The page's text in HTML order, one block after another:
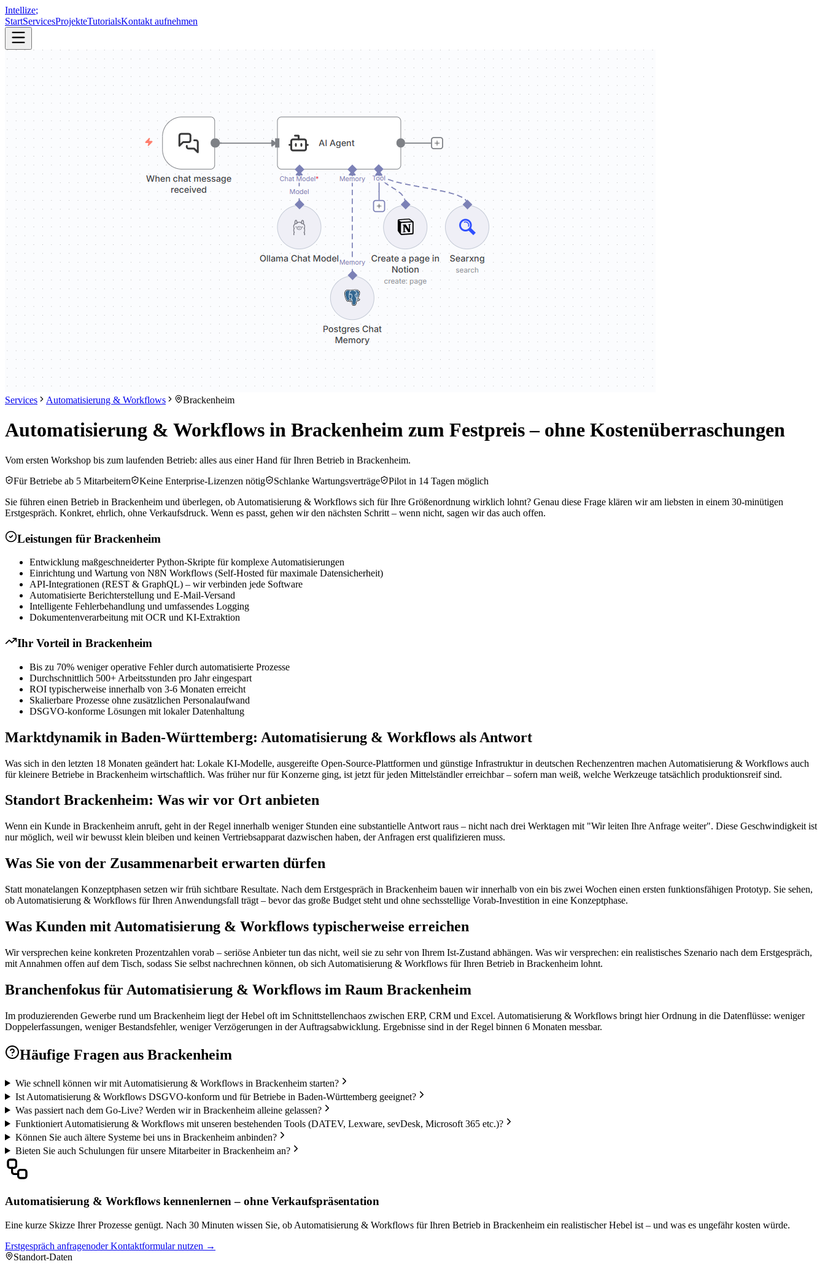
Intellize;
StartServicesProjekteTutorialsKontakt aufnehmen
Services Automatisierung & Workflows Brackenheim
Automatisierung & Workflows in Brackenheim zum Festpreis – ohne Kostenüberraschungen
Vom ersten Workshop bis zum laufenden Betrieb: alles aus einer Hand für Ihren Betrieb in Brackenheim.
Für Betriebe ab 5 Mitarbeitern
Keine Enterprise-Lizenzen nötig Schlanke Wartungsverträge
Pilot in 14 Tagen möglich
Sie führen einen Betrieb in Brackenheim und überlegen, ob Automatisierung & Workflows sich für Ihre Größenordnung wirklich lohnt? Genau diese Frage klären wir am liebsten in einem 30-minütigen
Erstgespräch. Konkret, ehrlich, ohne Verkaufsdruck. Wenn es passt, gehen wir den nächsten Schritt – wenn nicht, sagen wir das auch offen.
Leistungen für Brackenheim
Entwicklung maßgeschneiderter Python-Skripte für komplexe Automatisierungen
Einrichtung und Wartung von N8N Workflows (Self-Hosted für maximale Datensicherheit)
API-Integrationen (REST & GraphQL) – wir verbinden jede Software
Automatisierte Berichterstellung und E-Mail-Versand
Intelligente Fehlerbehandlung und umfassendes Logging
Dokumentenverarbeitung mit OCR und KI-Extraktion
Ihr Vorteil in Brackenheim
Bis zu 70% weniger operative Fehler durch automatisierte Prozesse
Durchschnittlich 500+ Arbeitsstunden pro Jahr eingespart
ROI typischerweise innerhalb von 3-6 Monaten erreicht
Skalierbare Prozesse ohne zusätzlichen Personalaufwand
DSGVO-konforme Lösungen mit lokaler Datenhaltung
Marktdynamik in Baden-Württemberg: Automatisierung & Workflows als Antwort
Was sich in den letzten 18 Monaten geändert hat: Lokale KI-Modelle, ausgereifte Open-Source-Plattformen und günstige Infrastruktur in deutschen Rechenzentren machen Automatisierung & Workflows auch
für kleinere Betriebe in Brackenheim wirtschaftlich. Was früher nur für Konzerne ging, ist jetzt für jeden Mittelständler erreichbar – sofern man weiß, welche Werkzeuge tatsächlich produktionsreif sind.
Standort Brackenheim: Was wir vor Ort anbieten
Wenn ein Kunde in Brackenheim anruft, geht in der Regel innerhalb weniger Stunden eine substantielle Antwort raus – nicht nach drei Werktagen mit "Wir leiten Ihre Anfrage weiter". Diese Geschwindigkeit ist
nur möglich, weil wir bewusst klein bleiben und keinen Vertriebsapparat dazwischen haben, der Anfragen erst qualifizieren muss.
Was Sie von der Zusammenarbeit erwarten dürfen
Statt monatelangen Konzeptphasen setzen wir früh sichtbare Resultate. Nach dem Erstgespräch in Brackenheim bauen wir innerhalb von ein bis zwei Wochen einen ersten funktionsfähigen Prototyp. Sie sehen,
ob Automatisierung & Workflows für Ihren Anwendungsfall trägt – bevor das große Budget steht und ohne sechsstellige Vorab-Investition in eine Konzeptphase.
Was Kunden mit Automatisierung & Workflows typischerweise erreichen
Wir versprechen keine konkreten Prozentzahlen vorab – seriöse Anbieter tun das nicht, weil sie zu sehr von Ihrem Ist-Zustand abhängen. Was wir versprechen: ein realistisches Szenario nach dem Erstgespräch,
mit Annahmen offen auf dem Tisch, sodass Sie selbst nachrechnen können, ob sich Automatisierung & Workflows für Ihren Betrieb in Brackenheim lohnt.
Branchenfokus für Automatisierung & Workflows im Raum Brackenheim
Im produzierenden Gewerbe rund um Brackenheim liegt der Hebel oft im Schnittstellenchaos zwischen ERP, CRM und Excel. Automatisierung & Workflows bringt hier Ordnung in die Datenflüsse: weniger
Doppelerfassungen, weniger Bestandsfehler, weniger Verzögerungen in der Auftragsabwicklung. Ergebnisse sind in der Regel binnen 6 Monaten messbar.
Häufige Fragen aus Brackenheim
Wie schnell können wir mit Automatisierung & Workflows in Brackenheim starten?
Ist Automatisierung & Workflows DSGVO-konform und für Betriebe in Baden-Württemberg geeignet?
Was passiert nach dem Go-Live? Werden wir in Brackenheim alleine gelassen?
Funktioniert Automatisierung & Workflows mit unseren bestehenden Tools (DATEV, Lexware, sevDesk, Microsoft 365 etc.)?
Können Sie auch ältere Systeme bei uns in Brackenheim anbinden?
Bieten Sie auch Schulungen für unsere Mitarbeiter in Brackenheim an?
Automatisierung & Workflows kennenlernen – ohne Verkaufspräsentation
Eine kurze Skizze Ihrer Prozesse genügt. Nach 30 Minuten wissen Sie, ob Automatisierung & Workflows für Ihren Betrieb in Brackenheim ein realistischer Hebel ist – und was es ungefähr kosten würde.
Erstgespräch anfragenoder Kontaktformular nutzen →
Standort-Daten